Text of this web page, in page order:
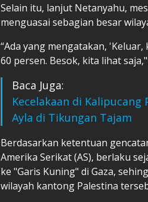
Selain itu, lanjut Netanyahu,
menguasai sebagian besar
“Ada yang mengatakan,
60 persen. Besok, kita lihat
Baca Juga:
Kecelakaan di
Ayla di Tikungan Tajam
Berdasarkan ketentuan
Amerika Serikat (AS), berlaku
ke "Garis Kuning" di Gaza,
wilayah kantong Palestina